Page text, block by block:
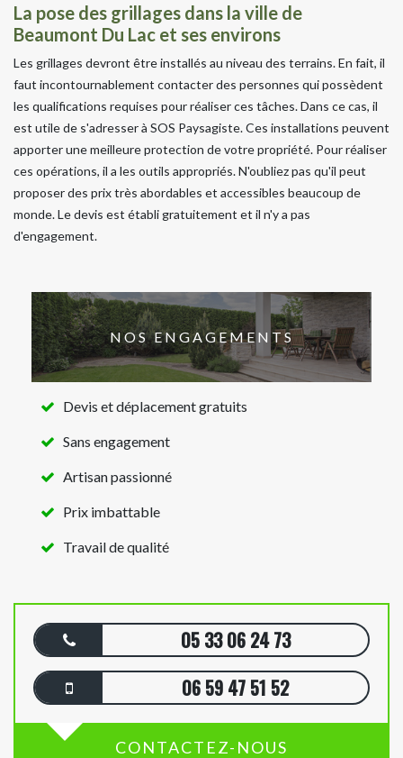
La pose des grillages dans la ville de
Beaumont Du Lac et ses environs
Les grillages devront être installés au niveau des terrains. En fait, il
faut incontournablement contacter des personnes qui possèdent
les qualifications requises pour réaliser ces tâches. Dans ce cas, il
est utile de s'adresser à SOS Paysagiste. Ces installations peuvent
apporter une meilleure protection de votre propriété. Pour réaliser
ces opérations, il a les outils appropriés. N'oubliez pas qu'il peut
proposer des prix très abordables et accessibles beaucoup de
monde. Le devis est établi gratuitement et il n'y a pas
d'engagement.
NOS ENGAGEMENTS
Devis et déplacement gratuits
Sans engagement
Artisan passionné
Prix imbattable
Travail de qualité
05 33 06 24 73
06 59 47 51 52
CONTACTEZ-NOUS